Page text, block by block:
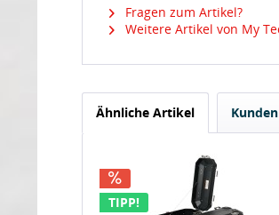
Fragen zum Artikel?
Weitere Artikel von My
Ähnliche Artikel
TIPP!